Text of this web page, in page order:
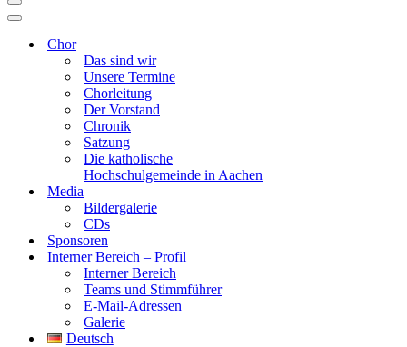
Navigationsmenü
Navigationsmenü
Chor
Das sind wir
Unsere Termine
Chorleitung
Der Vorstand
Chronik
Satzung
Die katholische
Hochschulgemeinde in Aachen
Media
Bildergalerie
CDs
Sponsoren
Interner Bereich – Profil
Interner Bereich
Teams und Stimmführer
E-Mail-Adressen
Galerie
Deutsch